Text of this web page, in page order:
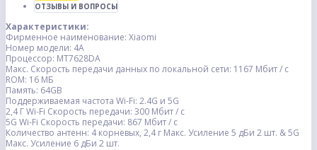
ОТЗЫВЫ И ВОПРОСЫ
Характеристики:
Фирменное наименование: Xiaomi
Номер модели: 4А
Процессор: MT7628DA
Макс. Скорость передачи данных по локальной сети: 1167 Мбит / с
ROM: 16 МБ
Память: 64GB
Поддерживаемая частота Wi-Fi: 2.4G и 5G
2,4 Г Wi-Fi Скорость передачи: 300 Мбит / с
5G Wi-Fi Скорость передачи: 867 Мбит / с
Количество антенн: 4 корневых, 2,4 г Макс. Усиление 5 дБи 2 шт. & 5G
Макс. Усиление 6 дБи 2 шт.